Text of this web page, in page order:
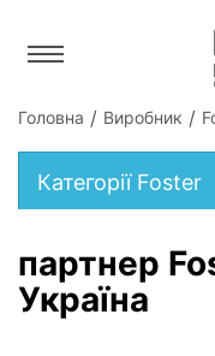
Головна Виробник
Категорії Foster
партнер
Україна